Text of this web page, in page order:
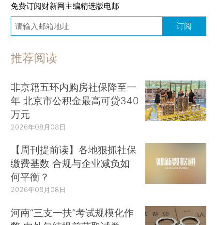
免费订阅财新网主编精选版电邮
订阅
推荐阅读
非京籍五环内购房社保降至一
年 北京市公积金最高可贷340
万元
2026年08月08日
【周刊提前读】各地狠抓社保
缴费基数 合规与企业减负如
何平衡？
2026年08月08日
河南“三支一扶”考试规模化作